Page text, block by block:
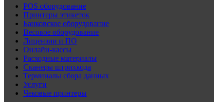
POS оборудование
Принтеры этикеток
Банковское оборудование
Весовое оборудование
Лицензии и ПО
Онлайн-кассы
Расходные материалы
Сканеры штрихкода
Терминалы сбора данных
Услуги
Чековые принтеры